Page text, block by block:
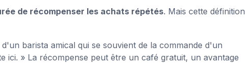
de récompenser les achats répétés. Mais cette définition
barista amical qui se souvient de la commande d'un
ici. » La récompense peut être un café gratuit, un avantage